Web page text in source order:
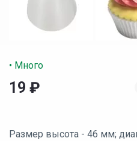
• Много
19 ₽
Размер высота - 46 мм;